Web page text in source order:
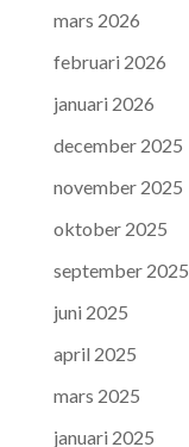
mars 2026
februari 2026
januari 2026
december 2025
november 2025
oktober 2025
september 2025
juni 2025
april 2025
mars 2025
januari 2025